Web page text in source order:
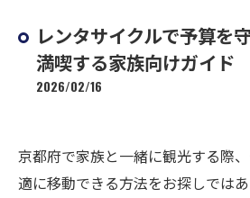
レンタサイクルで予算を
満喫する家族向けガイド
2026/02/16
京都府で家族と一緒に観光する際
適に移動できる方法をお探しではあ